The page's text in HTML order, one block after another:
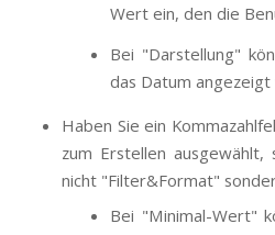
Wert ein, den die
Bei "Darstellung"
das Datum
Haben Sie ein
zum Erstellen
nicht "Filter&Format"
Bei "Minimal-Wert"